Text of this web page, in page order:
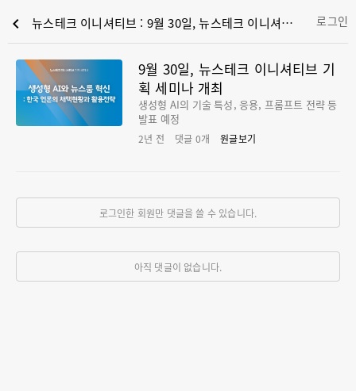
chevron_left 뉴스테크 이니셔티브 : 9월 30일, 뉴스테크 이니셔티브 기획 세미나 개최 로그인
9월 30일, 뉴스테크 이니셔티브 기
획 세미나 개최
생성형 AI의 기술 특성, 응용, 프롬프트 전략 등
발표 예정
2년 전 댓글 0개 원글보기
로그인한 회원만 댓글을 쓸 수 있습니다.
아직 댓글이 없습니다.